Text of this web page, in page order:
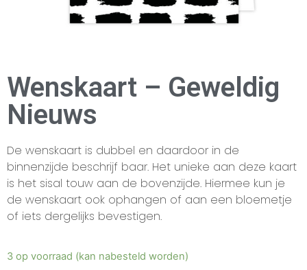
Wenskaart – Geweldig
Nieuws
De wenskaart is dubbel en daardoor in de
binnenzijde beschrijf baar. Het unieke aan deze kaart
is het sisal touw aan de bovenzijde. Hiermee kun je
de wenskaart ook ophangen of aan een bloemetje
of iets dergelijks bevestigen.
3 op voorraad (kan nabesteld worden)